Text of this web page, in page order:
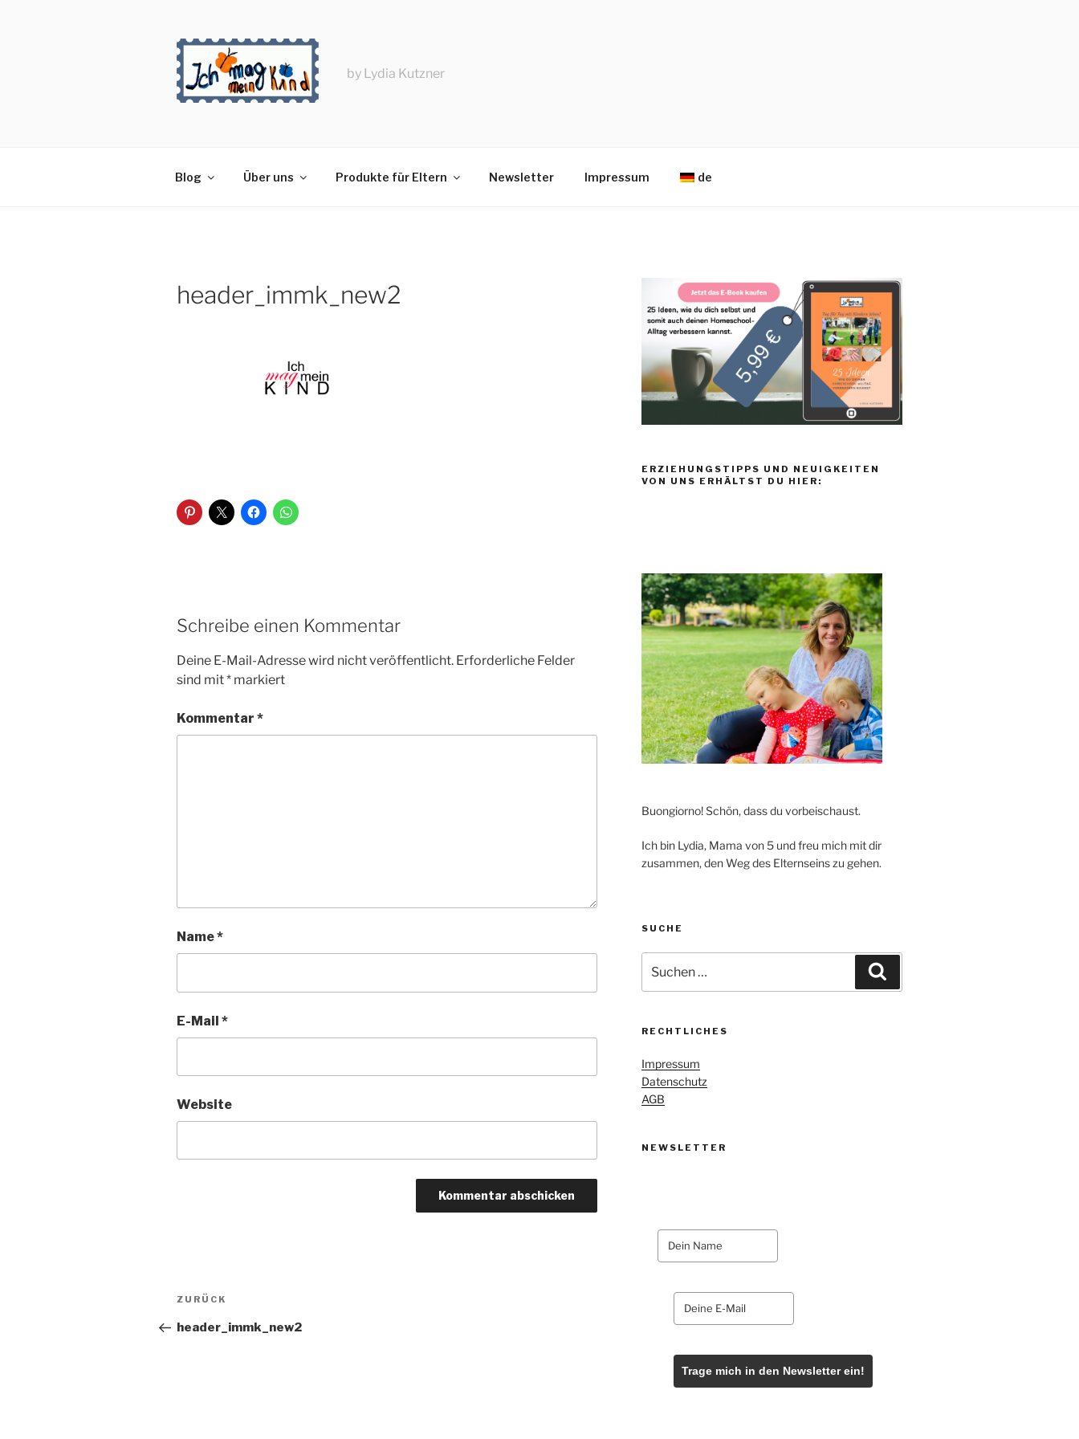
by Lydia Kutzner
Blog Über uns Produkte für Eltern Newsletter Impressum de
header_immk_new2
Schreibe einen Kommentar
Deine E-Mail-Adresse wird nicht veröffentlicht. Erforderliche Felder
sind mit* markiert
Kommentar *
Name*
E-Mail *
Website
Beitrags-
Navigation
Vorheriger
ZURÜCK
header_immk_new2
ERZIEHUNGSTIPPS UND NEUIGKEITEN
VON UNS ERHÄLTST DU HIER:
Buongiorno! Schön, dass du vorbeischaust.
Ich bin Lydia, Mama von 5 und freu mich mit dir
zusammen, den Weg des Elternseins zu gehen.
SUCHE
nach:
RECHTLICHES
Impressum
Datenschutz
AGB
NEWSLETTER
Trage mich in den Newsletter ein!